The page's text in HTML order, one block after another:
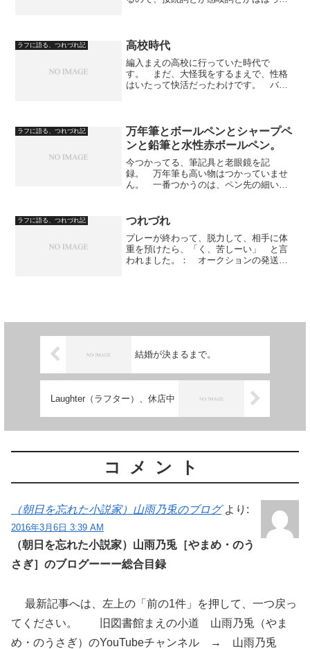
の一、まず、状況から説明し...
ラフに語る、つれづれ記 高校時代
編入まえの高校に行っていた時代で
す。 まだ、大怪我をするまえで、性格
はいたって快活だったわけです。 バス
ょうね。 高一のときに、同級で、...
ラフに語る、つれづれ記
万年筆とボールペンとシャープペ
ンと鉛筆と水性赤ボールペン。
今つかってる、筆記具と老眼鏡を記
録。 万年筆も高い物はつかっていませ
ん。 一番つかうのは、ペン先の細い赤
時的に、思いついたことや調べたいこと
をＡ４の端に赤ペンでメモします...
ラフに語る、つれづれ記 つれづれ
プレーが終わって、脱力して、相手に体
重を預けたら、「く、苦しーい」 と言
われました。： オークションの発送
結婚が決まるまで。
Laughter（ラフター）、休店中
コメント
（朝日を忘れた小説家）山雨乃兎のブログ より:
2016年3月6日 3:39 AM
（朝日を忘れた小説家）山雨乃兎［やまめ・のう
さぎ］のブログーーー総合目録
最新記事へは、左上の「前の1件」を押して、一つ戻っ
てください。 旧図書館まえの小道 山雨乃兎（やま
め・のうさぎ）のYouTubeチャンネル → 山雨乃兎